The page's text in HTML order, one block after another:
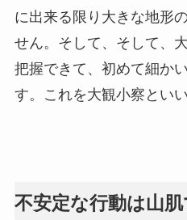
に出来る限り大きな地形
せん。そして、そして、
把握できて、初めて細か
す。これを大観小察といい
不安定な行動は山肌